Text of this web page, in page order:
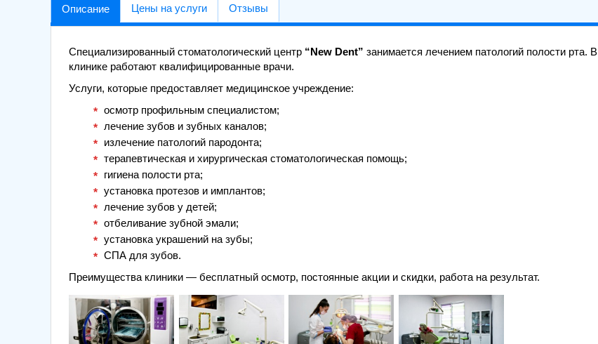
Описание Цены на услуги Отзывы
Специализированный стоматологический центр “New Dent” занимается лечением патологий полости рта. В
клинике работают квалифицированные врачи.
Услуги, которые предоставляет медицинское учреждение:
осмотр профильным специалистом;
лечение зубов и зубных каналов;
излечение патологий пародонта;
терапевтическая и хирургическая стоматологическая помощь;
гигиена полости рта;
установка протезов и имплантов;
лечение зубов у детей;
отбеливание зубной эмали;
установка украшений на зубы;
СПА для зубов.
Преимущества клиники — бесплатный осмотр, постоянные акции и скидки, работа на результат.